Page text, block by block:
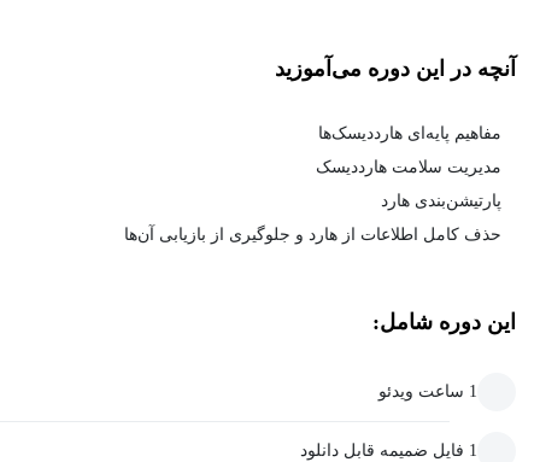
آنچه در این دوره می‌آموزید
مفاهیم پایه‌ای هارددیسک‌ها
مدیریت سلامت هارددیسک
پارتیشن‌بندی هارد
حذف کامل اطلاعات از هارد و جلوگیری از بازیابی آن‌ها
این دوره شامل:
1 ساعت ویدئو
1 فایل ضمیمه قابل دانلود